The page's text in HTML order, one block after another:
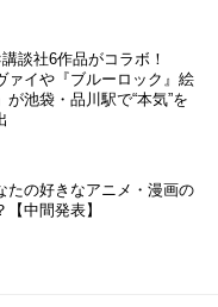
談社6作品がコラボ！
ァイや『ブルーロック』絵
池袋・品川駅で“本気”を
たの好きなアニメ・漫画の
中間発表】